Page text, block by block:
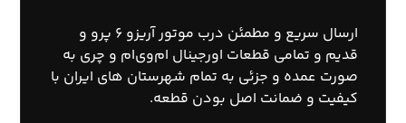
ارسال سریع و مطمئن درب موتور آریزو ۶ پرو و
قدیم و تمامی قطعات اورجینال ام‌وی‌ام و چری به
صورت عمده و جزئی به تمام شهرستان های ایران با
کیفیت و ضمانت اصل بودن قطعه.